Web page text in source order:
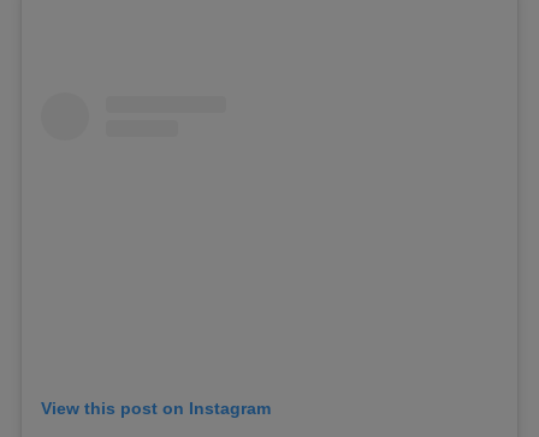
View this post on Instagram